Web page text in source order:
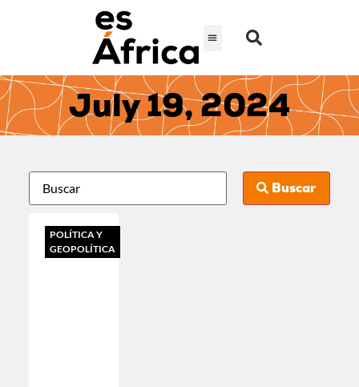
July 19, 2024
Buscar
POLÍTICA Y
GEOPOLÍTICA